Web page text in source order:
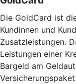
Die GoldCard ist
Kundinnen und
Zusatzleistungen.
Leistungen einer
Bargeld am